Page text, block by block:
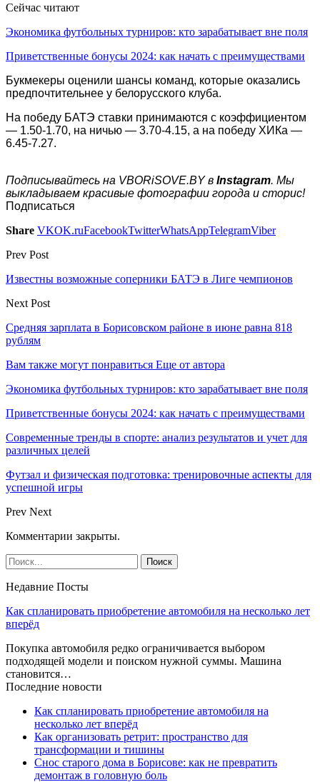
Сейчас читают
Экономика футбольных турниров: кто зарабатывает вне поля
Приветственные бонусы 2024: как начать с преимуществами
Букмекеры оценили шансы команд, которые оказались
предпочтительнее у белорусского клуба.
На победу БАТЭ ставки принимаются с коэффициентом
— 1.50-1.70, на ничью — 3.70-4.15, а на победу ХИКа —
6.45-7.27.
Подписывайтесь на VBORiSOVE.BY в Instagram. Мы
выкладываем красивые фотографии города и сторис!
Подписаться
Share VKOK.ruFacebookTwitterWhatsAppTelegramViber
Prev Post
Известны возможные соперники БАТЭ в Лиге чемпионов
Next Post
Средняя зарплата в Борисовском районе в июне равна 818
рублям
Вам также могут понравиться Еще от автора
Экономика футбольных турниров: кто зарабатывает вне поля
Приветственные бонусы 2024: как начать с преимуществами
Современные тренды в спорте: анализ результатов и учет для
различных целей
Футзал и физическая подготовка: тренировочные аспекты для
успешной игры
Prev Next
Комментарии закрыты.
Недавние Посты
Как спланировать приобретение автомобиля на несколько лет
вперёд
Покупка автомобиля редко ограничивается выбором
подходящей модели и поиском нужной суммы. Машина
становится…
Последние новости
Как спланировать приобретение автомобиля на
несколько лет вперёд
Как организовать ретрит: пространство для
трансформации и тишины
Снос старого дома в Борисове: как не превратить
демонтаж в головную боль